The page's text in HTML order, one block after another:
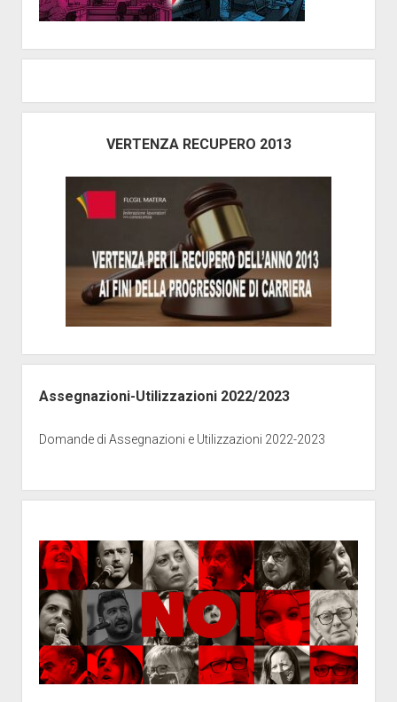
VERTENZA RECUPERO 2013
Assegnazioni-Utilizzazioni 2022/2023
Domande di Assegnazioni e Utilizzazioni 2022-2023